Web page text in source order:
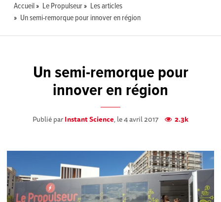
Accueil Le Propulseur
Les articles
Un semi-remorque pour innover en région
Un semi-remorque pour
innover en région
Publié parInstant Science, le 4 avril 2017 2.3k